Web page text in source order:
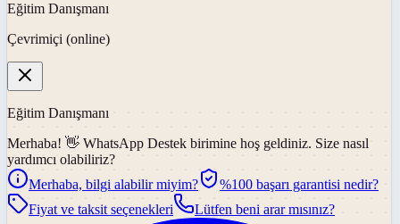
Eğitim Danışmanı
Çevrimiçi (online)
Eğitim Danışmanı
Merhaba! 👋 WhatsApp Destek birimine hoş geldiniz. Size nasıl
yardımcı olabiliriz?
Merhaba, bilgi alabilir miyim?
%100 başarı garantisi nedir?
Fiyat ve taksit seçenekleri
Lütfen beni arar mısınız?